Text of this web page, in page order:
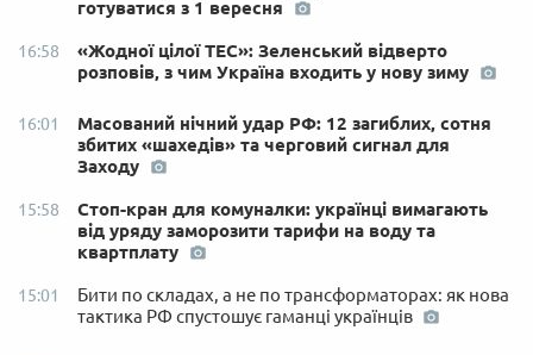
готуватися з 1 вересня
16:58
«Жодної цілої ТЕС»: Зеленський відверто
розповів, з чим Україна входить у нову зиму
16:01
Масований нічний удар РФ: 12 загиблих, сотня
збитих «шахедів» та черговий сигнал для
Заходу
15:58
Стоп-кран для комуналки: українці вимагають
від уряду заморозити тарифи на воду та
квартплату
15:01
Бити по складах, а не по трансформаторах: як нова
тактика РФ спустошує гаманці українців